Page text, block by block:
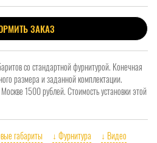
ЗАКАЗ
со стандартной фурнитурой. Конечная
размера и заданной комплектации.
1500 рублей. Стоимость установки этой
габариты ↓ Фурнитура
↓ Видео